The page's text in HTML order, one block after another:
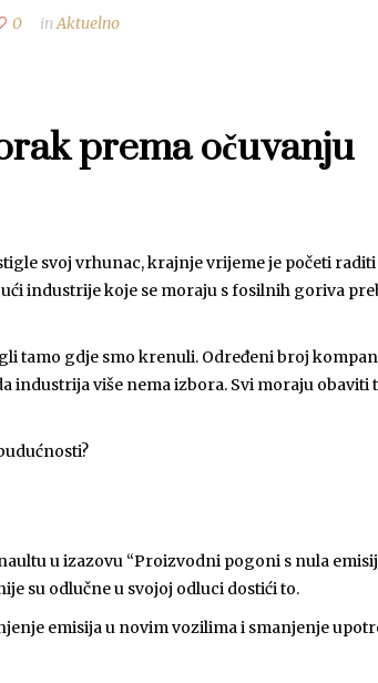
0 inAktuelno
prema očuvanju
svoj vrhunac, krajnje vrijeme je početi
industrije koje se moraju s fosilnih goriva
tamo gdje smo krenuli. Određeni broj
industrija više nema izbora. Svi moraju obaviti
u izazovu “Proizvodni pogoni s nula
su odlučne u svojoj odluci dostići to.
emisija u novim vozilima i smanjenje